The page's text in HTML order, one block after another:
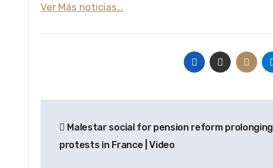
Ver Más noticias…
de Malestar social for pension reform prolonging
protests in France | Video